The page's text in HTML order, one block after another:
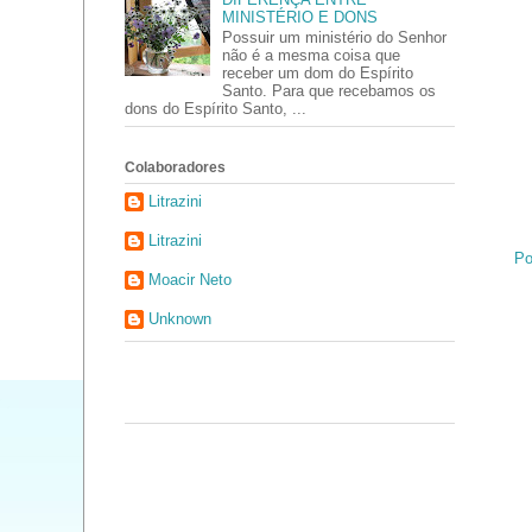
MINISTÉRIO E DONS
Possuir um ministério do Senhor
não é a mesma coisa que
receber um dom do Espírito
Santo. Para que recebamos os
dons do Espírito Santo, ...
Colaboradores
Litrazini
Litrazini
Moacir Neto
Unknown